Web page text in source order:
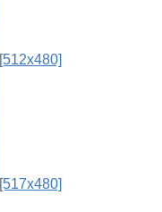
[512x480]
[517x480]